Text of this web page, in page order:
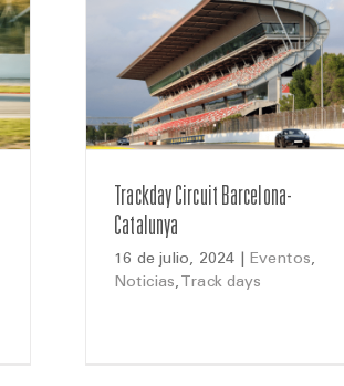
Trackday Circuit Barcelona-
Catalunya
16 de julio, 2024 Eventos,
Noticias, Track days